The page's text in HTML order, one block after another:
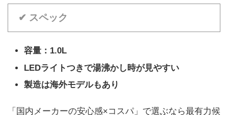
✔ スペック
容量：1.0L
LEDライトつきで湯沸かし時が見やすい
製造は海外モデルもあり
「国内メーカーの安心感×コスパ」で選ぶなら最有力候